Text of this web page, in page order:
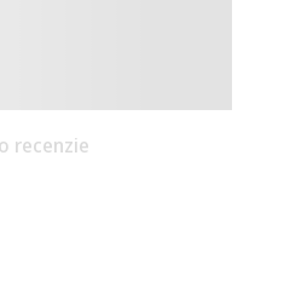
recenzie